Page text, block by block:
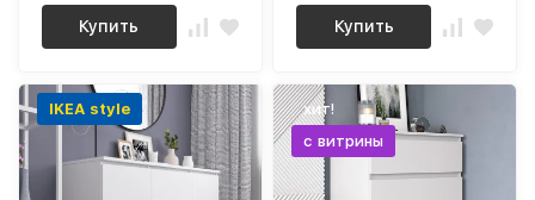
Купить Купить
IKEA style
хит!
с витрины